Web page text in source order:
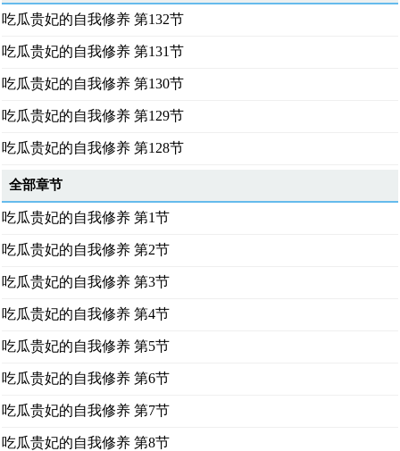
吃瓜贵妃的自我修养 第132节
吃瓜贵妃的自我修养 第131节
吃瓜贵妃的自我修养 第130节
吃瓜贵妃的自我修养 第129节
吃瓜贵妃的自我修养 第128节
全部章节
吃瓜贵妃的自我修养 第1节
吃瓜贵妃的自我修养 第2节
吃瓜贵妃的自我修养 第3节
吃瓜贵妃的自我修养 第4节
吃瓜贵妃的自我修养 第5节
吃瓜贵妃的自我修养 第6节
吃瓜贵妃的自我修养 第7节
吃瓜贵妃的自我修养 第8节